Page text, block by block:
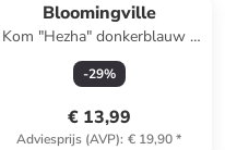
Bloomingville
Kom "Hezha" donkerblauw -
Ø 13 cm
-29%
€ 13,99
Adviesprijs (AVP): € 19,90*